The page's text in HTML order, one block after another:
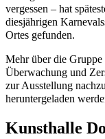
vergessen – hat
diesjährigen
Ortes gefunden.
Mehr über die Gruppe
Überwachung und
zur Ausstellung
heruntergeladen
Kunsthalle